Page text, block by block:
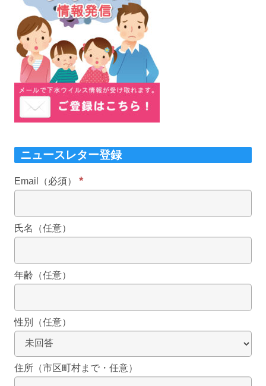
ニュースレター登録
Email（必須） *
氏名（任意）
年齢（任意）
性別（任意）
住所（市区町村まで・任意）